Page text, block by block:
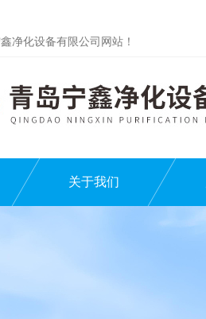
净化设备有限公司网站！
关于我们